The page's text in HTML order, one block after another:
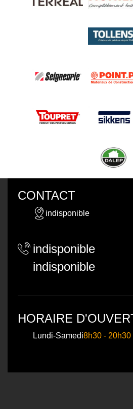
CONTACT
indisponible
indisponible
indisponible
HORAIRE
Lundi-Samedi8h30 - 20h30